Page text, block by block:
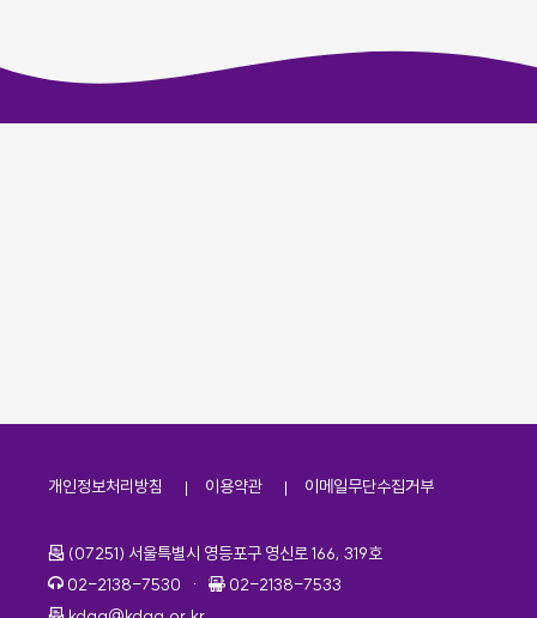
개인정보처리방침 이용약관 이메일무단수집거부
주소
(07251) 서울특별시 영등포구 영신로 166, 319호
전화번호
02-2138-7530 · 팩스번호
02-2138-7533